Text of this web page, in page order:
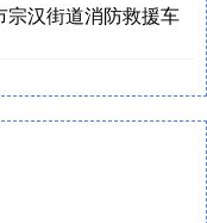
宗汉街道消防救援车